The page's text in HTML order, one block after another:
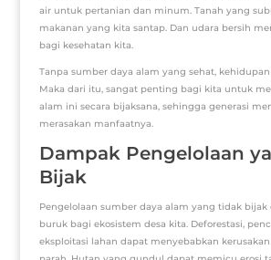
air untuk pertanian dan minum. Tanah yang
makanan yang kita santap. Dan udara bersih
bagi kesehatan kita.
Tanpa sumber daya alam yang sehat,
Maka dari itu, sangat penting bagi kita untuk
alam ini secara bijaksana, sehingga generasi
merasakan manfaatnya.
Dampak Pengelolaan
Bijak
Pengelolaan sumber daya alam yang tidak
buruk bagi ekosistem desa kita. Deforestasi,
eksploitasi lahan dapat menyebabkan